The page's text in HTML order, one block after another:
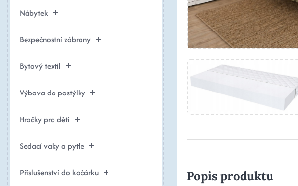
Nábytek
Bezpečnostní zábrany
Bytový textil
Výbava do postýlky
Hračky pro děti
Sedací vaky a pytle
Příslušenství do kočárku Popis produktu